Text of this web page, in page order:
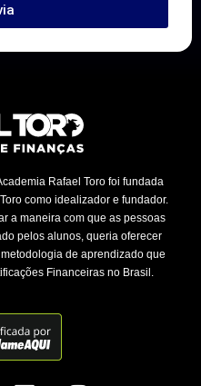
Rafael Toro foi fundada
como idealizador e fundador.
a maneira com que as pessoas
pelos alunos, queria oferecer
de aprendizado que
Financeiras no Brasil.